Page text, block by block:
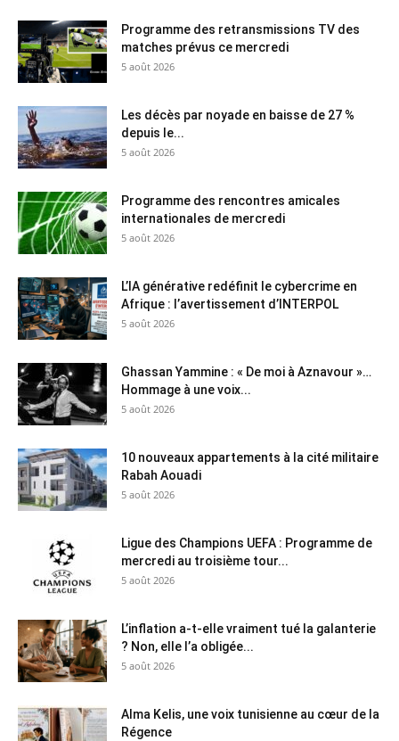
Programme des retransmissions TV des
matches prévus ce mercredi
5 août 2026
Les décès par noyade en baisse de 27 %
depuis le...
5 août 2026
Programme des rencontres amicales
internationales de mercredi
5 août 2026
L’IA générative redéfinit le cybercrime en
Afrique : l’avertissement d’INTERPOL
5 août 2026
Ghassan Yammine : « De moi à Aznavour »…
Hommage à une voix...
5 août 2026
10 nouveaux appartements à la cité militaire
Rabah Aouadi
5 août 2026
Ligue des Champions UEFA : Programme de
mercredi au troisième tour...
5 août 2026
L’inflation a-t-elle vraiment tué la galanterie
? Non, elle l’a obligée...
5 août 2026
Alma Kelis, une voix tunisienne au cœur de la
Régence